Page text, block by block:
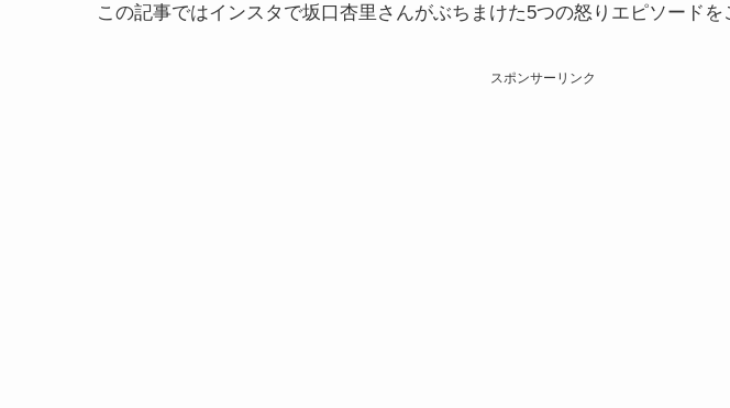
この記事ではインスタで坂口杏里さんがぶちまけた5つの怒りエピソードを
スポンサーリンク